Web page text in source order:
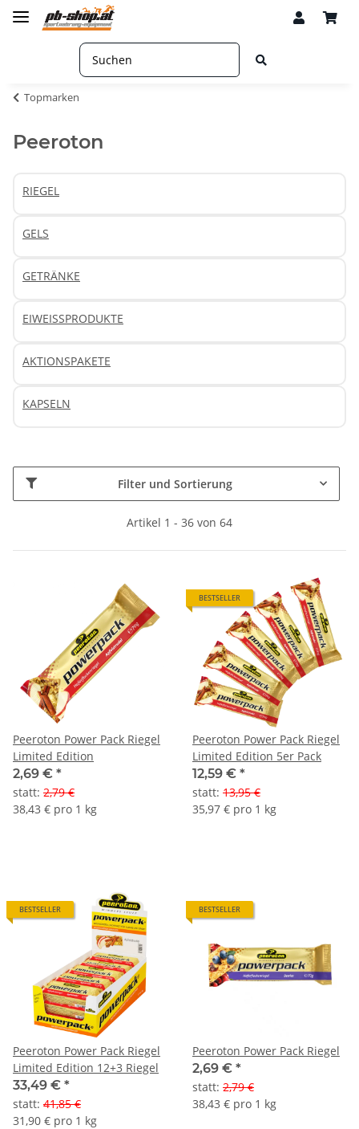
Topmarken
Peeroton
RIEGEL
GELS
GETRÄNKE
EIWEISSPRODUKTE
AKTIONSPAKETE
KAPSELN
Filter und Sortierung
Artikel 1 - 36 von 64
Peeroton Power Pack Riegel
Limited Edition
2,69 € *
statt: 2,79 €
38,43 € pro 1 kg
BESTSELLER
Peeroton Power Pack Riegel
Limited Edition 5er Pack
12,59 € *
statt: 13,95 €
35,97 € pro 1 kg
BESTSELLER
Peeroton Power Pack Riegel
Limited Edition 12+3 Riegel
33,49 € *
statt: 41,85 €
31,90 € pro 1 kg
BESTSELLER
Peeroton Power Pack Riegel
2,69 € *
statt: 2,79 €
38,43 € pro 1 kg